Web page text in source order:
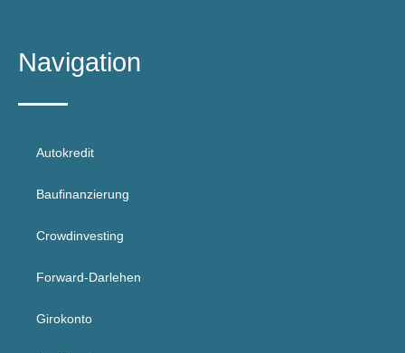
Navigation
Autokredit
Baufinanzierung
Crowdinvesting
Forward-Darlehen
Girokonto